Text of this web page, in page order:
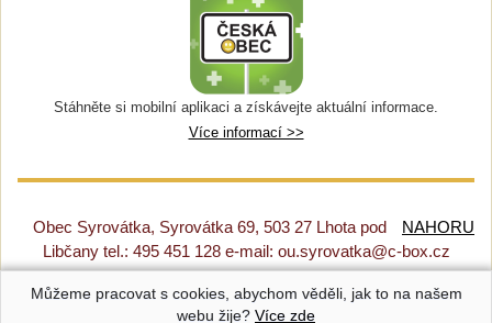
Stáhněte si mobilní aplikaci a získávejte aktuální informace.
Více informací >>
NAHORU
Obec Syrovátka, Syrovátka 69, 503 27 Lhota pod
Libčany tel.: 495 451 128 e-mail: ou.syrovatka@c-box.cz
Prohlášení o přístupnosti|Původní web|Nastavení cookies
Můžeme pracovat s cookies, abychom věděli, jak to na našem
webu žije? Více zde